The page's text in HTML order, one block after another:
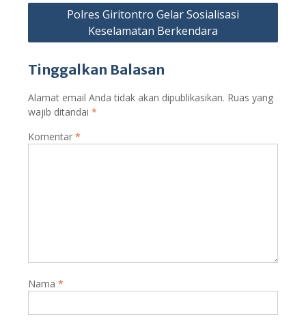
Polres Giritontro Gelar Sosialisasi
Keselamatan Berkendara
Tinggalkan Balasan
Alamat email Anda tidak akan dipublikasikan. Ruas yang
wajib ditandai *
Komentar *
Nama *